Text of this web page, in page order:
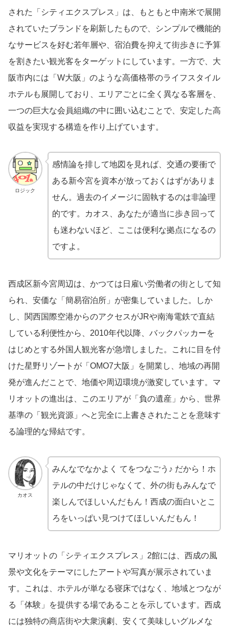
された「シティエクスプレス」は、もともと中南米で展開
されていたブランドを刷新したもので、シンプルで機能的
なサービスを好む若年層や、宿泊費を抑えて街歩きに予算
を割きたい観光客をターゲットにしています。一方で、大
阪市内には「W大阪」のような高価格帯のライフスタイル
ホテルも展開しており、エリアごとに全く異なる客層を、
一つの巨大な会員組織の中に囲い込むことで、安定した高
収益を実現する構造を作り上げています。
ロジック
感情論を排して地図を見れば、交通の要衝で
ある新今宮を資本が放っておくはずがありま
せん。過去のイメージに固執するのは非論理
的です。カオス、あなたが適当に歩き回って
も迷わないほど、ここは便利な拠点になるの
ですよ。
西成区新今宮周辺は、かつては日雇い労働者の街として知
られ、安価な「簡易宿泊所」が密集していました。しか
し、関西国際空港からのアクセスがJRや南海電鉄で直結
している利便性から、2010年代以降、バックパッカーを
はじめとする外国人観光客が急増しました。これに目を付
けた星野リゾートが「OMO7大阪」を開業し、地域の再開
発が進んだことで、地価や周辺環境が激変しています。マ
リオットの進出は、このエリアが「負の遺産」から、世界
基準の「観光資源」へと完全に上書きされたことを意味す
る論理的な帰結です。
カオス
みんなでなかよく てをつなごう♪ だから！ホ
テルの中だけじゃなくて、外の街もみんなで
楽しんでほしいんだもん！西成の面白いとこ
ろをいっぱい見つけてほしいんだもん！
マリオットの「シティエクスプレス」2館には、西成の風
景や文化をテーマにしたアートや写真が展示されていま
す。これは、ホテルが単なる寝床ではなく、地域とつなが
る「体験」を提供する場であることを示しています。西成
には独特の商店街や大衆演劇、安くて美味しいグルメな